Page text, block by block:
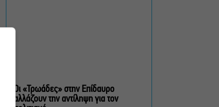
Οι «Τρωάδες» στην Επίδαυρο
αλλάζουν την αντίληψη για τον